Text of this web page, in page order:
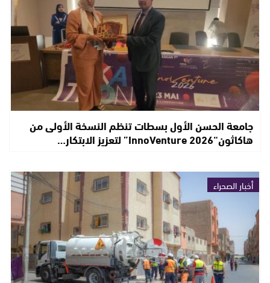
جامعة الحسن الأول بسطات تنظم النسخة الأولى من
هاكاثون“InnoVenture 2026” لتعزيز الابتكار…
أخبار الصحراء